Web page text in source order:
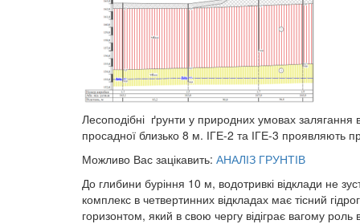
Лесоподібні ґрунти у природних умовах залягання
просадної близько 8 м. ІГЕ-2 та ІГЕ-3 проявляють
Можливо Вас зацікавить: АНАЛІЗ ГРУНТІВ
До глибини буріння 10 м, водотривкі відклади не
комплекс в четвертинних відкладах має тісний
горизонтом, який в свою чергу відіграє вагому роль